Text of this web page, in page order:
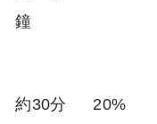
鐘
約30分 20%